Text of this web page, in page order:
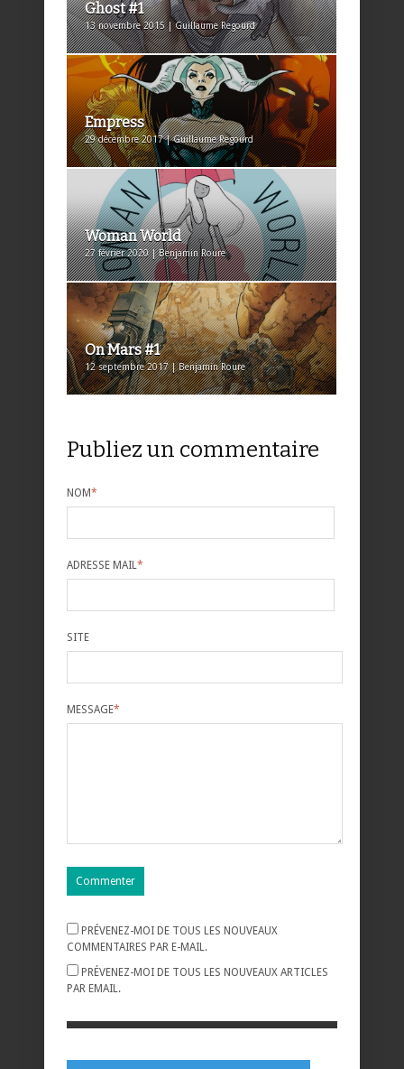
Ghost #1
13 novembre 2015 | Guillaume Regourd
Empress
29 décembre 2017 | Guillaume Regourd
Woman World
27 février 2020 | Benjamin Roure
On Mars #1
12 septembre 2017 | Benjamin Roure
Publiez un commentaire
NOM*
ADRESSE MAIL*
SITE
MESSAGE*
PRÉVENEZ-MOI DE TOUS LES NOUVEAUX
COMMENTAIRES PAR E-MAIL.
PRÉVENEZ-MOI DE TOUS LES NOUVEAUX ARTICLES
PAR EMAIL.